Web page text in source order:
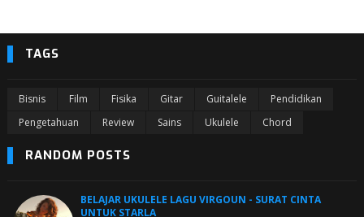
TAGS
Bisnis Film Fisika Gitar Guitalele
Pendidikan
Pengetahuan
Review Sains Ukulele Chord
RANDOM POSTS
BELAJAR UKULELE LAGU VIRGOUN - SURAT CINTA
UNTUK STARLA